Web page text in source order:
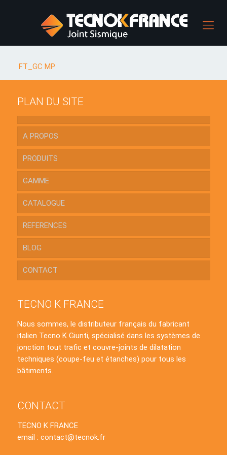
FT_GC MP
PLAN DU SITE
A PROPOS
PRODUITS
GAMME
CATALOGUE
REFERENCES
BLOG
CONTACT
TECNO K FRANCE
Nous sommes, le distributeur français du fabricant
italien Tecno K Giunti, spécialisé dans les systèmes de
jonction tout trafic et couvre-joints de dilatation
techniques (coupe-feu et étanches) pour tous les
bâtiments.
CONTACT
TECNO K FRANCE
email : contact@tecnok.fr